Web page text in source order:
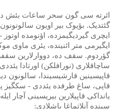
ائرته سی گون سحر ساعات بئش ده
گئتدیک. بؤیوک بیر اویون سالونونون
ایچری گیردیگیمزده، اؤنومده
ایگیرمی متر ائنینده، یئری ماوی
گؤردوم. سقف ده، دووارلارین
ساچاقلاری (نورافلکن) اورتادا
قاپیسینین قارشیسیندا، سالونون
قاپی، ساغ طرفده یئددی - سکگیز
یانداکی قاپیلارین بیریسینی آچار
سینده آنلاتماغا باشلادی: